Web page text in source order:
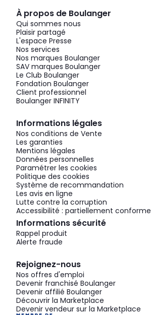
À propos de Boulanger
Qui sommes nous
Plaisir partagé
L'espace Presse
Nos services
Nos marques Boulanger
SAV marques Boulanger
Le Club Boulanger
Fondation Boulanger
Client professionnel
Boulanger INFINITY
Informations légales
Nos conditions de Vente
Les garanties
Mentions légales
Données personnelles
Paramétrer les cookies
Politique des cookies
Système de recommandation
Les avis en ligne
Lutte contre la corruption
Accessibilité : partiellement conforme
Informations sécurité
Rappel produit
Alerte fraude
Rejoignez-nous
Nos offres d'emploi
Devenir franchisé Boulanger
Devenir affilié Boulanger
Découvrir la Marketplace
Devenir vendeur sur la Marketplace